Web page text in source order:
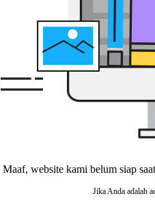
Maaf, website kami belum siap
Jika Anda adalah